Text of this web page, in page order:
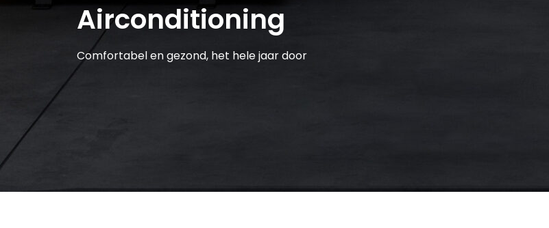
Airconditioning
Comfortabel en gezond, het hele jaar door